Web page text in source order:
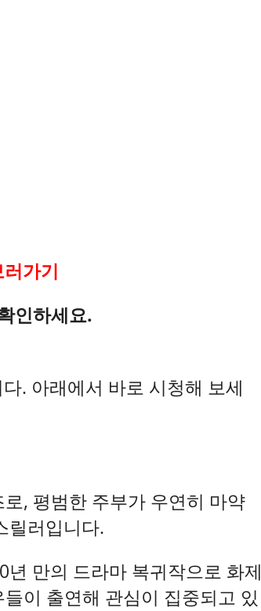
가기
인하세요.
. 아래에서 바로 시청해 보세
, 평범한 주부가 우연히 마약
릴러입니다.
만의 드라마 복귀작으로 화제
이 출연해 관심이 집중되고 있